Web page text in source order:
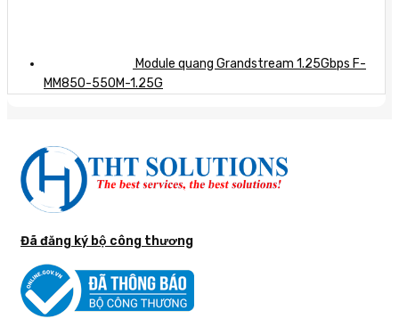
Module quang Grandstream 1.25Gbps F-
MM850-550M-1.25G
Đã đăng ký bộ công thương